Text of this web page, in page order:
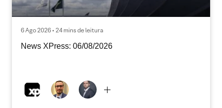
6 Ago 2026 • 24 mins de leitura
News XPress: 06/08/2026